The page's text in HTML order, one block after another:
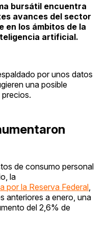
bursátil encuentra
avances del sector
en los ámbitos de la
artificial.
por unos datos
una posible
de consumo personal
la
por la Reserva Federal
anteriores a enero, una
del 2,6% de